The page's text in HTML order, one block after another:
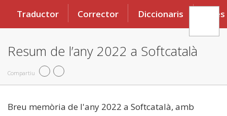
Traductor Corrector Diccionaris Eines
Resum de l’any 2022 a Softcatalà
Compartiu
Breu memòria de l'any 2022 a Softcatalà, amb